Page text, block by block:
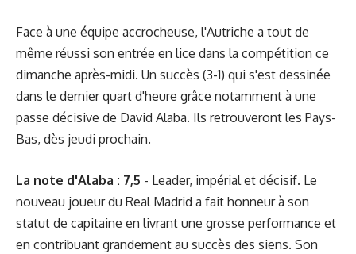
Face à une équipe accrocheuse, l'Autriche a tout de
même réussi son entrée en lice dans la compétition ce
dimanche après-midi. Un succès (3-1) qui s'est dessinée
dans le dernier quart d'heure grâce notamment à une
passe décisive de David Alaba. Ils retrouveront les Pays-
Bas, dès jeudi prochain.
La note d'Alaba : 7,5 - Leader, impérial et décisif. Le
nouveau joueur du Real Madrid a fait honneur à son
statut de capitaine en livrant une grosse performance et
en contribuant grandement au succès des siens. Son